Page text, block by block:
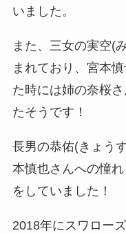
いました。
また、三女の実空(
まれており、宮本
た時には姉の奈桜
たそうです！
長男の恭佑(きょう
本慎也さんへの憧
をしていました！
2018年にスワロー